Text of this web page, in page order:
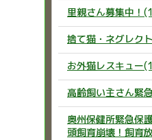
里親さん募集中！
捨て猫・ネグレク
お外猫レスキュー
高齢飼い主さん緊
奥州保健所緊急保
頭飼育崩壊！飼育